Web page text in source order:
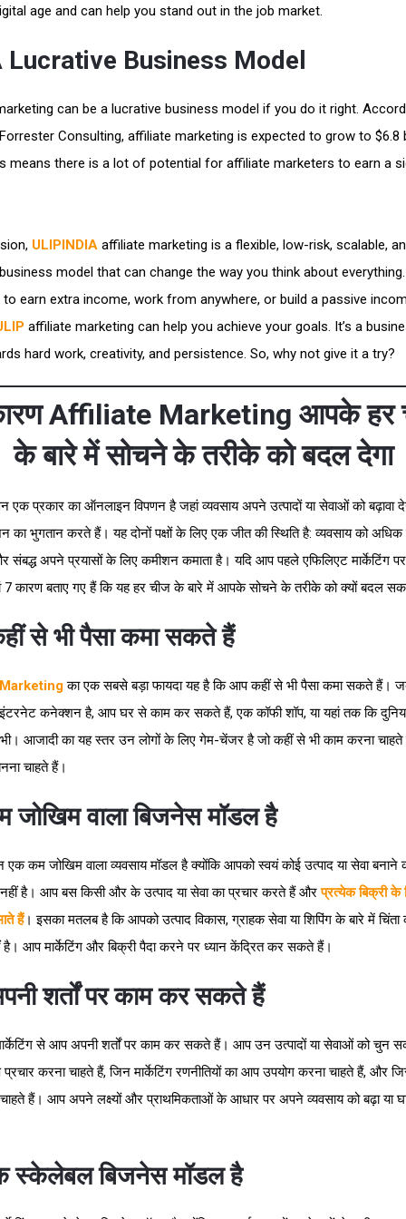
age and can help you stand out in the job market.
Lucrative Business Model
can be a lucrative business model if you do it right.
Consulting, affiliate marketing is expected to grow to $6.8
means there is a lot of potential for affiliate marketers to earn a
ULIPINDIA affiliate marketing is a flexible, low-risk, scalable,
model that can change the way you think about
earn extra income, work from anywhere, or build a passive
affiliate marketing can help you achieve your goals. It’s a
hard work, creativity, and persistence. So, why not give it a try?
Affiliate Marketing आपके हर
के बारे में सोचने के तरीके को बदल देगा
एक प्रकार का ऑनलाइन विपणन है जहां व्यवसाय अपने उत्पादों या सेवाओं को बढ़ावा
का भुगतान करते हैं। यह दोनों पक्षों के लिए एक जीत की स्थिति है: व्यवसाय को अधिक
संबद्ध अपने प्रयासों के लिए कमीशन कमाता है। यदि आप पहले एफिलिएट मार्केटिंग पर
7 कारण बताए गए हैं कि यह हर चीज के बारे में आपके सोचने के तरीके को क्यों बदल
से भी पैसा कमा सकते हैं
का एक सबसे बड़ा फायदा यह है कि आप कहीं से भी पैसा कमा सकते हैं।
कनेक्शन है, आप घर से काम कर सकते हैं, एक कॉफी शॉप, या यहां तक कि दुनिया
आजादी का यह स्तर उन लोगों के लिए गेम-चेंजर है जो कहीं से भी काम करना
चाहते हैं।
जोखिम वाला बिजनेस मॉडल है
एक कम जोखिम वाला व्यवसाय मॉडल है क्योंकि आपको स्वयं कोई उत्पाद या सेवा बनाने
है। आप बस किसी और के उत्पाद या सेवा का प्रचार करते हैं औरप्रत्येक बिक्री के
हैं। इसका मतलब है कि आपको उत्पाद विकास, ग्राहक सेवा या शिपिंग के बारे में
आप मार्केटिंग और बिक्री पैदा करने पर ध्यान केंद्रित कर सकते हैं।
शर्तों पर काम कर सकते हैं
से आप अपनी शर्तों पर काम कर सकते हैं। आप उन उत्पादों या सेवाओं को चुन
करना चाहते हैं, जिन मार्केटिंग रणनीतियों का आप उपयोग करना चाहते हैं, और
हैं। आप अपने लक्ष्यों और प्राथमिकताओं के आधार पर अपने व्यवसाय को बढ़ा या
स्केलेबल बिजनेस मॉडल है